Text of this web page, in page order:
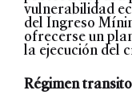
vulnerabilidad
del Ingreso
ofrecerse un
la ejecución del
Régimen